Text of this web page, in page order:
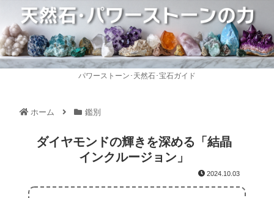
パワーストーン･天然石･宝石ガイド
ホーム 鑑別
ダイヤモンドの輝きを深める「結晶
インクルージョン」
2024.10.03